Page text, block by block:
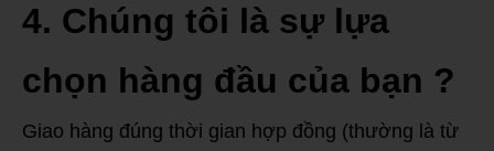
4. Chúng tôi là sự lựa
chọn hàng đầu của bạn ?
Giao hàng đúng thời gian hợp đồng (thường là từ